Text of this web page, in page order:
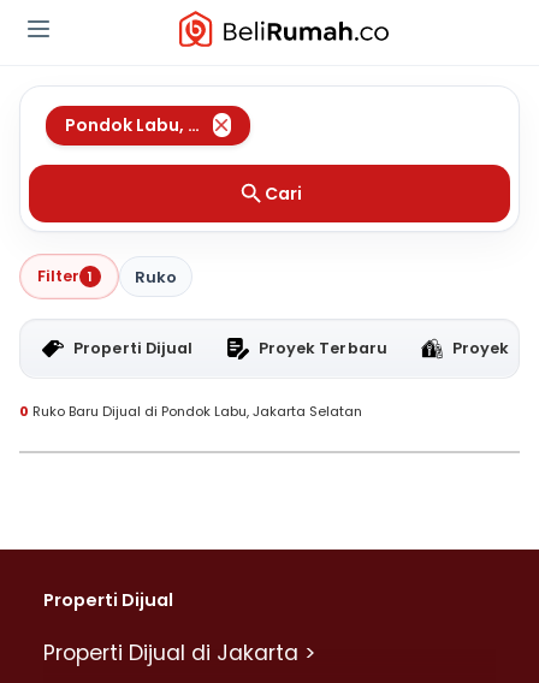
Pondok Labu, Jakarta Selatan
Cari
Filter 1 Ruko
Properti Dijual Proyek Terbaru Proyek
0 Ruko Baru Dijual di Pondok Labu, Jakarta Selatan
Properti Dijual
Properti Dijual di Jakarta >